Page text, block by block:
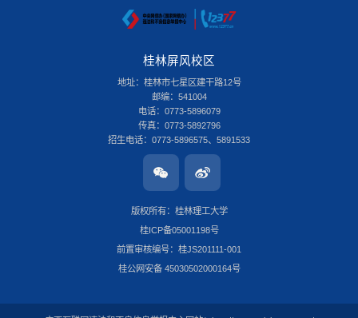
桂林屏风校区
地址：桂林市七星区建干路12号
邮编：541004
电话：0773-5896079
传真：0773-5892796
招生电话：0773-5896575、5891533
桂林雁山校区
地址：桂林市雁山区雁山街319号
电话：0773-3696580
传真：0773-8986516
招生电话：0773-3678379
南宁安吉校区
邮编：530001
版权所有：桂林理工大学
桂ICP备05001198号
前置审核编号：桂JS201111-001
桂公网安备 45030502000164号